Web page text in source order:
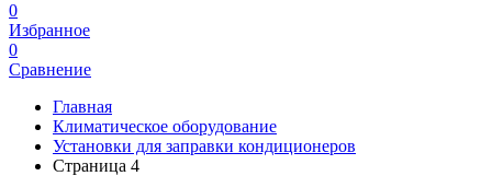
0
Избранное
0
Сравнение
Главная
Климатическое оборудование
Установки для заправки кондиционеров
Страница 4